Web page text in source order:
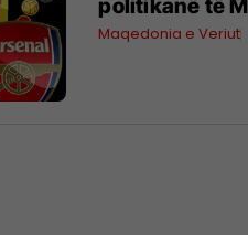
politikanë të
Maqedonia e Veriut